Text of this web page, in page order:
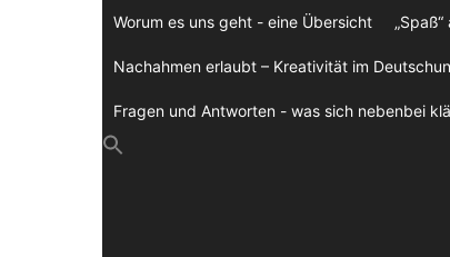
Worum es uns geht - eine Übersicht
Nachahmen erlaubt – Kreativität im
Fragen und Antworten - was sich nebenbei